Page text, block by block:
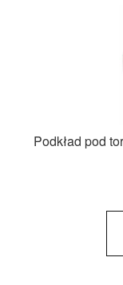
Podkład pod